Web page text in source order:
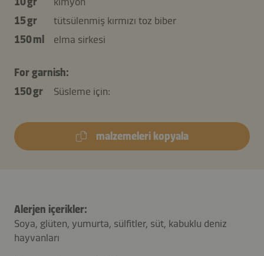
15 gr
tütsülenmiş kırmızı toz biber
150 ml
elma sirkesi
For garnish:
150 gr
Süsleme için:
malzemeleri kopyala
Alerjen içerikler:
Soya, glüten, yumurta, sülfitler, süt, kabuklu deniz
hayvanları